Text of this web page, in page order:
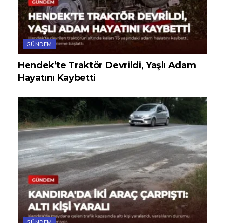
GÜNDEM
Hendek’te Traktör Devrildi, Yaşlı Adam
Hayatını Kaybetti